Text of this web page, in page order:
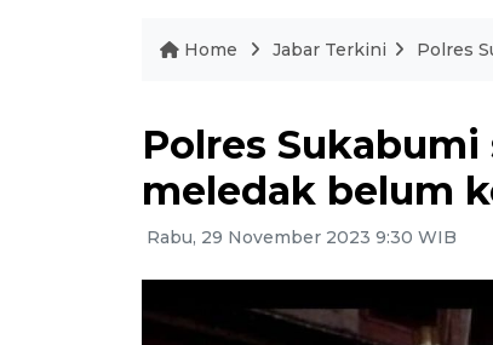
Home Jabar Terkini Polres
Polres
meledak belum
Rabu, 29 November 2023 9:30 WIB